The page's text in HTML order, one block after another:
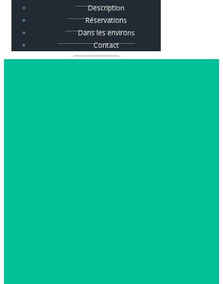
Description
Réservations
Dans les environs
Contact